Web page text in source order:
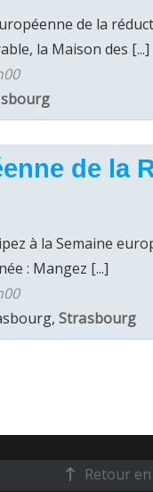
de la
la Maison des [...]
de la
à la Semaine
: Mangez [...]
Strasbourg
Retour